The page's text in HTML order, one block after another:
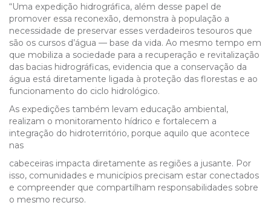
“Uma expedição hidrográfica, além desse papel de
promover essa reconexão, demonstra à população a
necessidade de preservar esses verdadeiros tesouros que
são os cursos d’água — base da vida. Ao mesmo tempo em
que mobiliza a sociedade para a recuperação e revitalização
das bacias hidrográficas, evidencia que a conservação da
água está diretamente ligada à proteção das florestas e ao
funcionamento do ciclo hidrológico.
As expedições também levam educação ambiental,
realizam o monitoramento hídrico e fortalecem a
integração do hidroterritório, porque aquilo que acontece
nas
cabeceiras impacta diretamente as regiões a jusante. Por
isso, comunidades e municípios precisam estar conectados
e compreender que compartilham responsabilidades sobre
o mesmo recurso.